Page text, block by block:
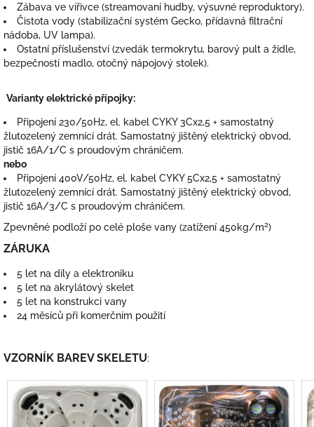
Zábava ve vířivce (streamovaní hudby, výsuvné reproduktory).
Čistota vody (stabilizační systém Gecko, přídavná filtrační
nádoba, UV lampa).
Ostatní příslušenství (zvedák termokrytu, barový pult a židle,
bezpečností madlo, otočný nápojový stolek).
Varianty elektrické přípojky:
Připojení 230/50Hz, el. kabel CYKY 3Cx2,5 + samostatný
žlutozelený zemnící drát. Samostatný jištěný elektrický obvod,
jistič 16A/1/C s proudovým chráničem.
nebo
Připojení 400V/50Hz, el. kabel CYKY 5Cx2,5 + samostatný
žlutozelený zemnící drát. Samostatný jištěný elektrický obvod,
jistič 16A/3/C s proudovým chráničem.
Zpevněné podloží po celé ploše vany (zatížení 450kg/m2)
ZÁRUKA
5 let na díly a elektroniku
5 let na akrylátový skelet
5 let na konstrukci vany
24 měsíců při komerčním použití
VZORNÍK BAREV SKELETU: